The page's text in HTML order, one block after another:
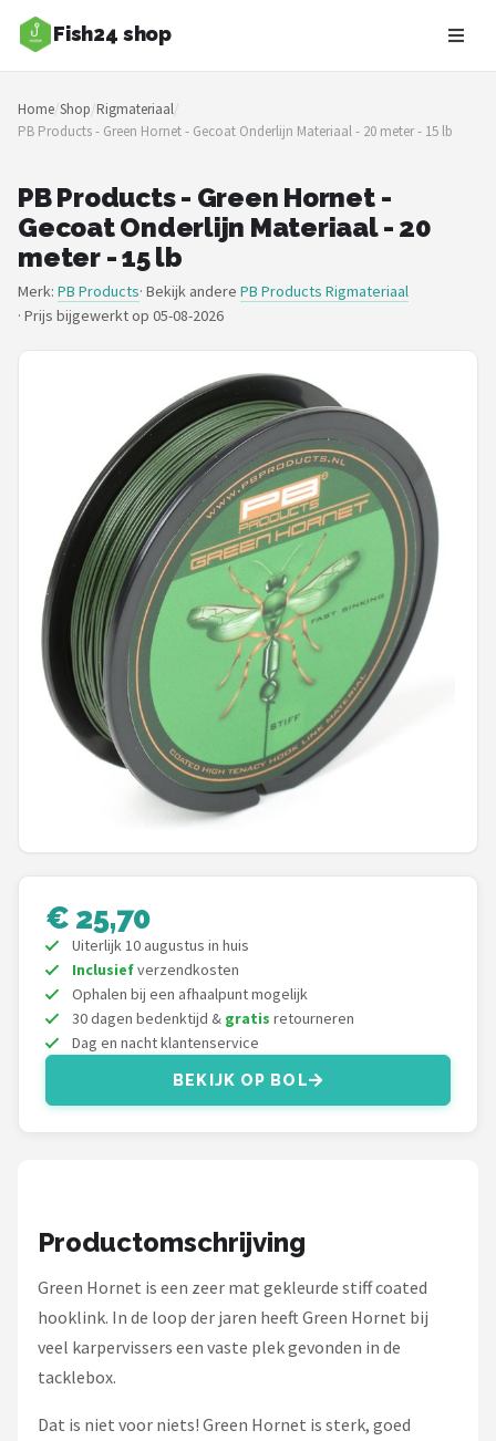
Fish24 shop
Zoeken
NAVIGATIE
Merken
Blog
Hengelsoorten
Dobbers
Kunstaas
Shop
POPULAIRE MERKEN
Westin
Spro
PB Products
Fox Rage
Rozemeijer
Gamakatsu
Home/Shop/Rigmateriaal/
PB Products - Green Hornet - Gecoat Onderlijn Materiaal - 20 meter - 15 lb
PB Products - Green Hornet -
Gecoat Onderlijn Materiaal - 20
meter - 15 lb
Merk: PB Products· Bekijk andere PB Products Rigmateriaal
· Prijs bijgewerkt op 05-08-2026
€ 25,70
Uiterlijk 10 augustus in huis
Inclusiefverzendkosten
Ophalen bij een afhaalpunt mogelijk
30 dagen bedenktijd & gratis retourneren
Dag en nacht klantenservice
BEKIJK OP BOL
Productomschrijving
Green Hornet is een zeer mat gekleurde stiff coated
hooklink. In de loop der jaren heeft Green Hornet bij
veel karpervissers een vaste plek gevonden in de
tacklebox.
Dat is niet voor niets! Green Hornet is sterk, goed